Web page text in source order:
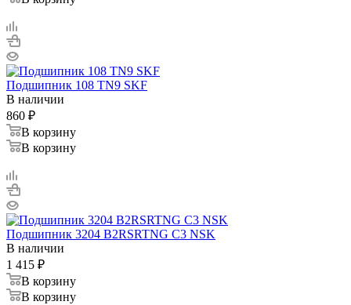
Подшипник 108 TN9 SKF
В наличии
860 ₽
В корзину
В корзину
Подшипник 3204 B2RSRTNG C3 NSK
В наличии
1 415 ₽
В корзину
В корзину